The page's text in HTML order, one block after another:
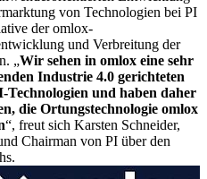
von Technologien bei PI
der omlox-
und Verbreitung der
„Wir sehen in omlox eine sehr
Industrie 4.0 gerichteten
und haben daher
die Ortungstechnologie omlox
“, freut sich Karsten Schneider,
Chairman von PI über den